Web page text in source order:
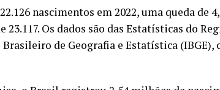
nascimentos em 2022, uma queda de
23.117. Os dados são das Estatísticas do
de Geografia e Estatística